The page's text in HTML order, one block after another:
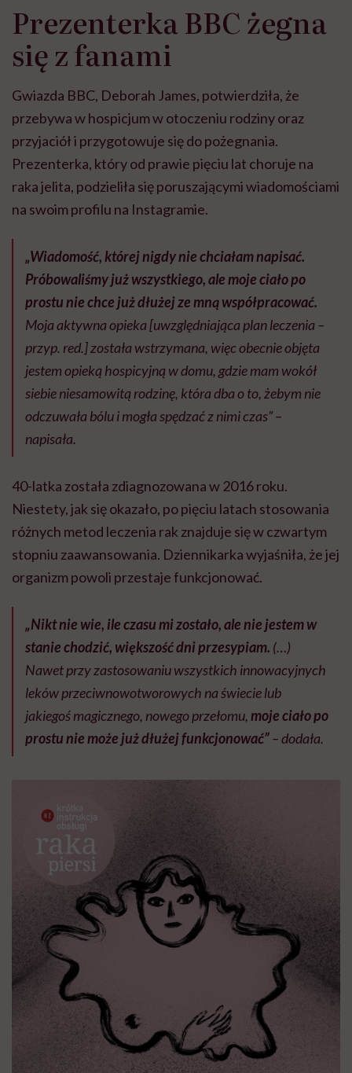
Prezenterka BBC żegna
się z fanami
Gwiazda BBC, Deborah James, potwierdziła, że ​​
przebywa w hospicjum w otoczeniu rodziny oraz
przyjaciół i przygotowuje się do pożegnania.
Prezenterka, który od prawie pięciu lat choruje na
raka jelita, podzieliła się poruszającymi wiadomościami
na swoim profilu na Instagramie.
„Wiadomość, której nigdy nie chciałam napisać.
Próbowaliśmy już wszystkiego, ale moje ciało po
prostu nie chce już dłużej ze mną współpracować.
Moja aktywna opieka [uwzględniająca plan leczenia –
przyp. red.] została wstrzymana, więc obecnie objęta
jestem opieką hospicyjną w domu, gdzie mam wokół
siebie niesamowitą rodzinę, która dba o to, żebym nie
odczuwała bólu i mogła spędzać z nimi czas” –
napisała.
40-latka została zdiagnozowana w 2016 roku.
Niestety, jak się okazało, po pięciu latach stosowania
różnych metod leczenia rak znajduje się w czwartym
stopniu zaawansowania. Dziennikarka wyjaśniła, że jej
organizm powoli przestaje funkcjonować.
„Nikt nie wie, ile czasu mi zostało, ale nie jestem w
stanie chodzić, większość dni przesypiam. (…)
Nawet przy zastosowaniu wszystkich innowacyjnych
leków przeciwnowotworowych na świecie lub
jakiegoś magicznego, nowego przełomu,moje ciało po
prostu nie może już dłużej funkcjonować”– dodała.